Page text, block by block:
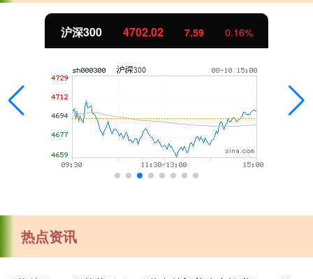
北证50 1122.88 -11.37 -1.00%
热点资讯